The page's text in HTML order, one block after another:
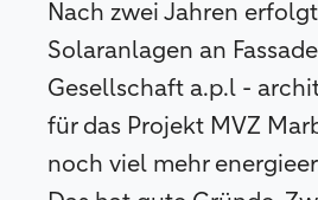
Nach zwei Jahren
Solaranlagen an
Gesellschaft a.p.l -
für das Projekt MVZ
noch viel mehr